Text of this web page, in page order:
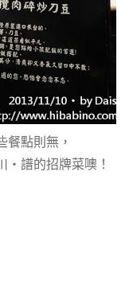
餐點則無，
‧譜的招牌菜噢！